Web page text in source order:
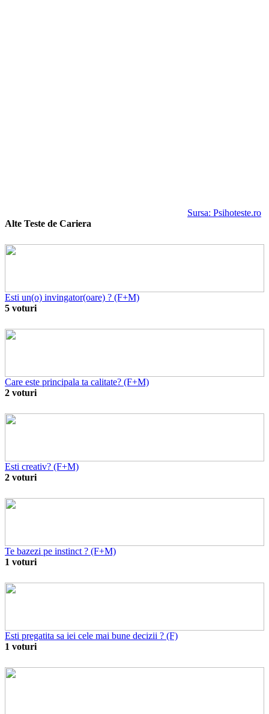
Sursa: Psihoteste.ro
Alte Teste de Cariera
Esti un(o) invingator(oare) ? (F+M)
5 voturi
Care este principala ta calitate? (F+M)
2 voturi
Esti creativ? (F+M)
2 voturi
Te bazezi pe instinct ? (F+M)
1 voturi
Esti pregatita sa iei cele mai bune decizii ? (F)
1 voturi